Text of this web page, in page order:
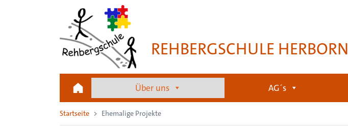
REHBERGSCHULE HERBORN
Über uns AG´s
Startseite Ehemalige Projekte